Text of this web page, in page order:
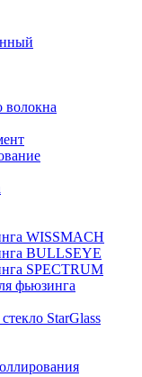
волокна
WISSMACH
BULLSEYE
SPECTRUM
фьюзинга
StarGlass